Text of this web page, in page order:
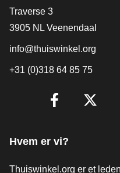
[_General:Contact]
Traverse 3
3905 NL Veenendaal
info@thuiswinkel.org
+31 (0)318 64 85 75
Hvem er vi?
Thuiswinkel.org er et